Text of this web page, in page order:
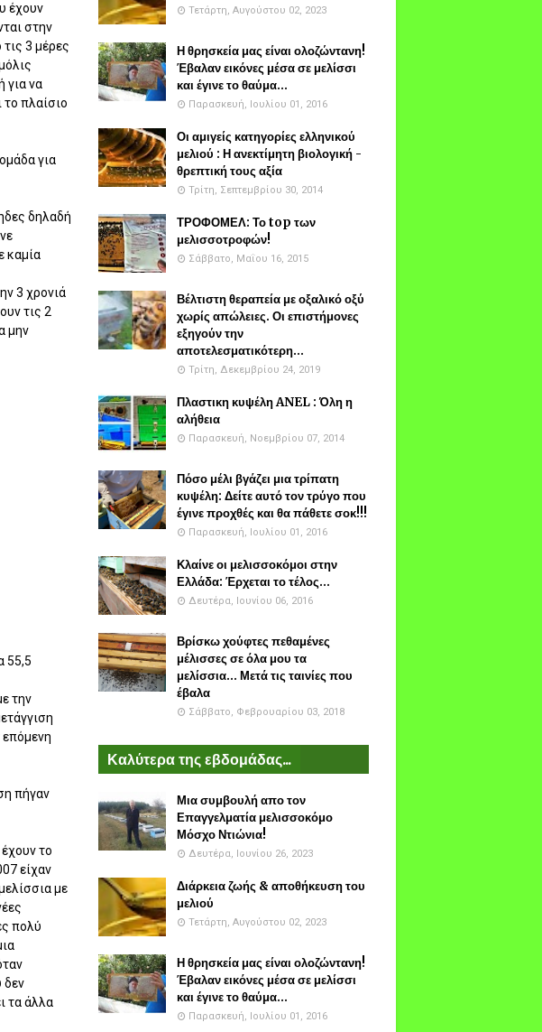
έχουν
στην
3 μέρες
για να
το πλαίσιο
για
δηλαδή
καμία
3 χρονιά
τις 2
μην
55,5
την
επόμενη
πήγαν
το
είχαν
με
πολύ
δεν
τα άλλα
Τετάρτη, Αυγούστου 02, 2023
Η θρησκεία μας είναι ολοζώντανη!
Έβαλαν εικόνες μέσα σε μελίσσι
και έγινε το θαύμα...
Παρασκευή, Ιουλίου 01, 2016
Οι αμιγείς κατηγορίες ελληνικού
μελιού : Η ανεκτίμητη βιολογική -
θρεπτική τους αξία
Τρίτη, Σεπτεμβρίου 30, 2014
ΤΡΟΦΟΜΕΛ: Το top των
μελισσοτροφών!
Σάββατο, Μαΐου 16, 2015
Βέλτιστη θεραπεία με οξαλικό οξύ
χωρίς απώλειες. Οι επιστήμονες
εξηγούν την
αποτελεσματικότερη...
Τρίτη, Δεκεμβρίου 24, 2019
Πλαστικη κυψέλη ANEL : Όλη η
αλήθεια
Παρασκευή, Νοεμβρίου 07, 2014
Πόσο μέλι βγάζει μια τρίπατη
κυψέλη: Δείτε αυτό τον τρύγο που
έγινε προχθές και θα πάθετε σοκ!!!
Παρασκευή, Ιουλίου 01, 2016
Κλαίνε οι μελισσοκόμοι στην
Ελλάδα: Έρχεται το τέλος...
Δευτέρα, Ιουνίου 06, 2016
Βρίσκω χούφτες πεθαμένες
μέλισσες σε όλα μου τα
μελίσσια... Μετά τις ταινίες που
έβαλα
Σάββατο, Φεβρουαρίου 03, 2018
Καλύτερα της εβδομάδας...
Μια συμβουλή απο τον
Επαγγελματία μελισσοκόμο
Μόσχο Ντιώνια!
Δευτέρα, Ιουνίου 26, 2023
Διάρκεια ζωής & αποθήκευση του
μελιού
Τετάρτη, Αυγούστου 02, 2023
Η θρησκεία μας είναι ολοζώντανη!
Έβαλαν εικόνες μέσα σε μελίσσι
και έγινε το θαύμα...
Παρασκευή, Ιουλίου 01, 2016